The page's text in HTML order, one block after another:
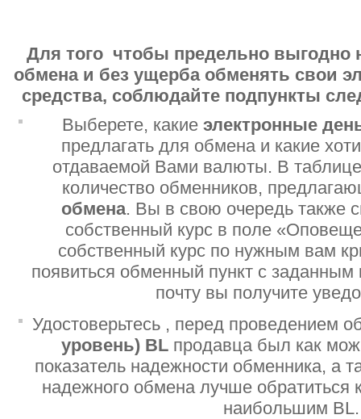
Для того чтобы предельно выгодно
обмена и без ущерба обменять свои
средства, соблюдайте подпункты
Выберете, какие электронные
предлагать для обмена и какие
отдаваемой Вами валюты. В таблице
количество обменников,
обмена. Вы в свою очередь также
собственный курс в поле
собственный курс по нужным вам
появиться обменный пункт с заданным
почту вы получите
Удостоверьтесь , перед проведением
уровень) BL продавца был как
показатель надежности обменника, а
надежного обмена лучше
наибольшим BL.